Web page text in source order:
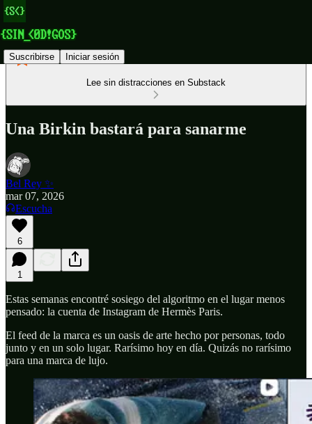
Suscribirse Iniciar sesión
Lee sin distracciones en Substack
Una Birkin bastará para sanarme
Bel Rey ✨
mar 07, 2026
Escucha
6
1
Estas semanas encontré sosiego del algoritmo en el lugar menos
pensado: la cuenta de Instagram de Hermès Paris.
El feed de la marca es un oasis de arte hecho por personas, todo
junto y en un solo lugar. Rarísimo hoy en día. Quizás no rarísimo
para una marca de lujo.